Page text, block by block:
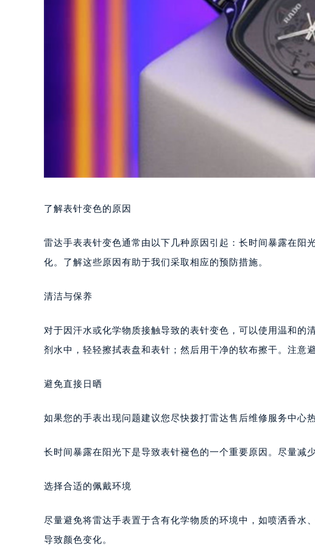
了解表针变色的原因
雷达手表表针变色通常由以下几种原因引起：长时间暴露在阳
化。了解这些原因有助于我们采取相应的预防措施。
清洁与保养
对于因汗水或化学物质接触导致的表针变色，可以使用温和的
剂水中，轻轻擦拭表盘和表针；然后用干净的软布擦干。注意
避免直接日晒
如果您的手表出现问题建议您尽快拨打雷达售后维修服务中心
长时间暴露在阳光下是导致表针褪色的一个重要原因。尽量减
选择合适的佩戴环境
尽量避免将雷达手表置于含有化学物质的环境中，如喷洒香水
导致颜色变化。